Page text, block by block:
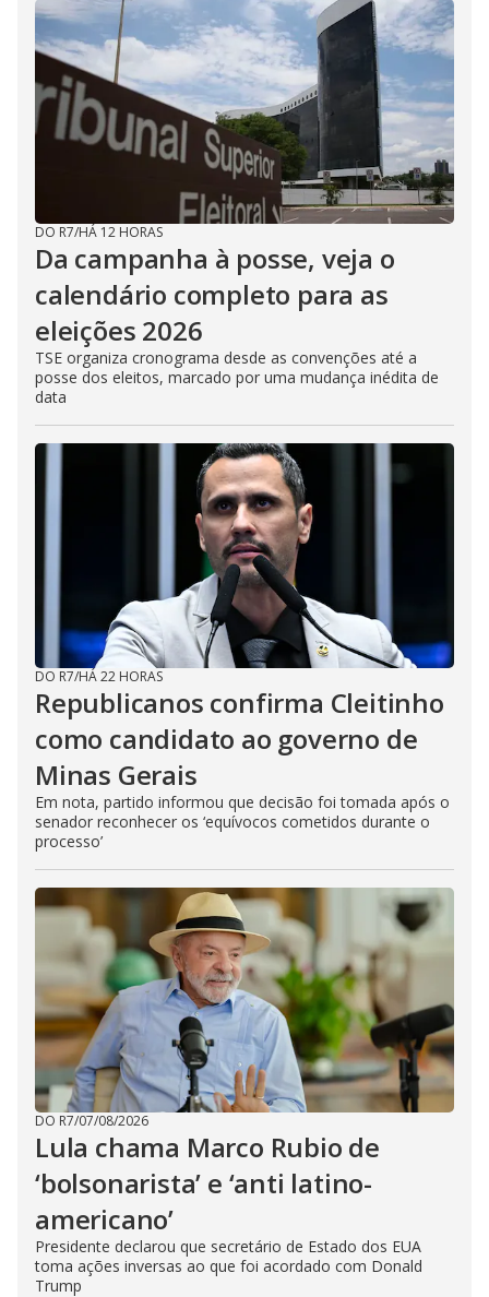
DO R7/HÁ 12 HORAS
Da campanha à posse, veja o
calendário completo para as
eleições 2026
TSE organiza cronograma desde as convenções até a
posse dos eleitos, marcado por uma mudança inédita de
data
DO R7/HÁ 22 HORAS
Republicanos confirma Cleitinho
como candidato ao governo de
Minas Gerais
Em nota, partido informou que decisão foi tomada após o
senador reconhecer os ‘equívocos cometidos durante o
processo’
DO R7/07/08/2026
Lula chama Marco Rubio de
‘bolsonarista’ e ‘anti latino-
americano’
Presidente declarou que secretário de Estado dos EUA
toma ações inversas ao que foi acordado com Donald
Trump